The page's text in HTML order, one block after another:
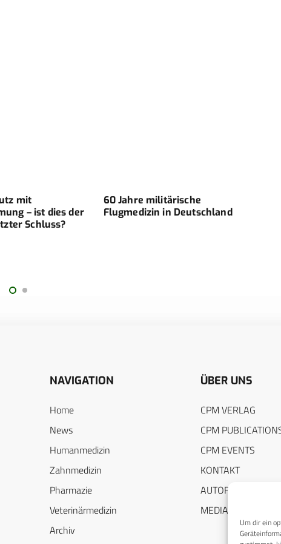
Um dir ein
mit
– ist dies der
Schluss?
60 Jahre militärische
Flugmedizin in Deutschland
NAVIGATION
Home
News
Humanmedizin
Zahnmedizin
Pharmazie
Veterinärmedizin
Archiv
ÜBER UNS
CPM VERLAG
CPM
CPM EVENTS
KONTAKT
AUTORENHINWEISE
MEDIADATEN